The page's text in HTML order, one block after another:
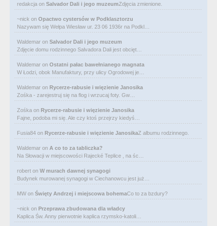
redakcja on Salvador Dali i jego muzeumZdjęcia zmienione.
~nick on Opactwo cystersów w Podklasztorzu
Nazywam się Wełpa Wiesław ur. 23 06 1936r na Podkl…
Waldemar on Salvador Dali i jego muzeum
Zdjęcie domu rodzinnego Salvadora Dali jest obcięt…
Waldemar on Ostatni pałac bawełnianego magnata
W Łodzi, obok Manufaktury, przy ulicy Ogrodowej je…
Waldemar on Rycerze-rabusie i więzienie Janosika
Zośka - zarejestruj się na flog i wrzucaj foty. Gw…
Zośka on Rycerze-rabusie i więzienie Janosika
Fajne, podoba mi się. Ale czy ktoś przejrzy kiedyś…
Fusia84 on Rycerze-rabusie i więzienie JanosikaZ albumu rodzinnego.
Waldemar on A co to za tabliczka?
Na Słowacji w miejscowości Rajecké Teplice , na śc…
robert on W murach dawnej synagogi
Budynek murowanej synagogi w Ciechanowcu jest już…
MW on Święty Andrzej i miejscowa bohemaCo to za bzdury?
~nick on Przeprawa zbudowana dla władcy
Kaplica Św. Anny pierwotnie kaplica rzymsko-katoli…